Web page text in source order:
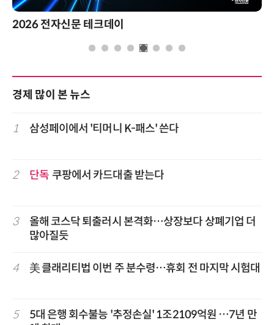
2026 전자신문 테크데이
경제 많이 본 뉴스
1 삼성페이에서 '티머니 K-패스' 쓴다
2 단독 쿠팡에서 카드대출 받는다
3
올해 코스닥 퇴출러시 본격화…상장보다 상폐기업 더
많아질듯
4 美 클래리티법 이번 주 분수령…휴회 전 마지막 시험대
5
5대 은행 회수불능 '추정손실' 1조2109억원 …7년 만